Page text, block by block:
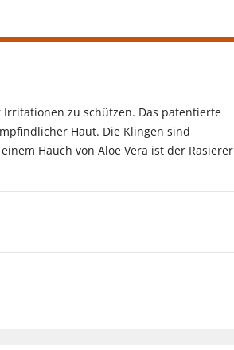
zu schützen. Das patentierte
Haut. Die Klingen sind
Hauch von Aloe Vera ist der Rasierer